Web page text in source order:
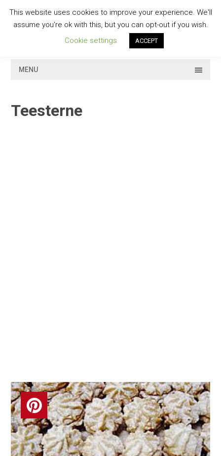
contentGESCHMACKVOLL
MENU
Teesterne
This website uses cookies to improve your experience. We'll
assume you're ok with this, but you can opt-out if you wish.
Cookie settings
ACCEPT